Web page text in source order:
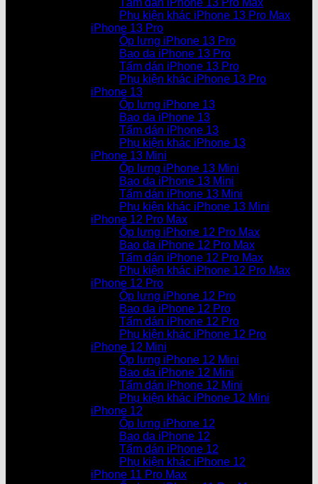
Tấm dán iPhone 13 Pro Max
Phụ kiện khác iPhone 13 Pro Max
iPhone 13 Pro
Ốp lưng iPhone 13 Pro
Bao da iPhone 13 Pro
Tấm dán iPhone 13 Pro
Phụ kiện khác iPhone 13 Pro
iPhone 13
Ốp lưng iPhone 13
Bao da iPhone 13
Tấm dán iPhone 13
Phụ kiện khác iPhone 13
iPhone 13 Mini
Ốp lưng iPhone 13 Mini
Bao da iPhone 13 Mini
Tấm dán iPhone 13 Mini
Phụ kiện khác iPhone 13 Mini
iPhone 12 Pro Max
Ốp lưng iPhone 12 Pro Max
Bao da iPhone 12 Pro Max
Tấm dán iPhone 12 Pro Max
Phụ kiện khác iPhone 12 Pro Max
iPhone 12 Pro
Ốp lưng iPhone 12 Pro
Bao da iPhone 12 Pro
Tấm dán iPhone 12 Pro
Phụ kiện khác iPhone 12 Pro
iPhone 12 Mini
Ốp lưng iPhone 12 Mini
Bao da iPhone 12 Mini
Tấm dán iPhone 12 Mini
Phụ kiện khác iPhone 12 Mini
iPhone 12
Ốp lưng iPhone 12
Bao da iPhone 12
Tấm dán iPhone 12
Phụ kiện khác iPhone 12
iPhone 11 Pro Max